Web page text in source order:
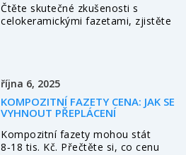
Čtěte skutečné zkušenosti s
celokeramickými fazetami, zjistěte
října 6, 2025
KOMPOZITNÍ FAZETY CENA: JAK SE
VYHNOUT PŘEPLÁCENÍ
Kompozitní fazety mohou stát
8‑18 tis. Kč. Přečtěte si, co cenu